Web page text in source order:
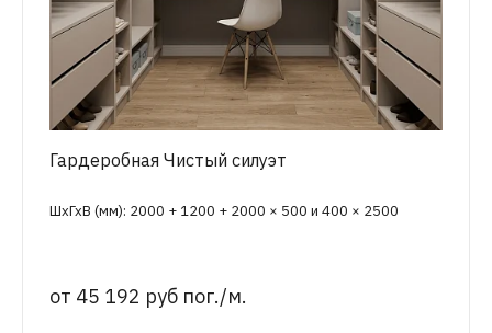
Гардеробная Чистый силуэт
ШхГхВ (мм): 2000 + 1200 + 2000 × 500 и 400 × 2500
от 45 192 руб пог./м.